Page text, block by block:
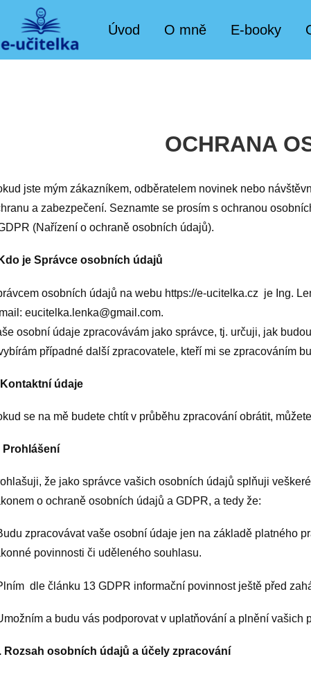
Úvod O mně E-booky
OCHRANA
jste mým zákazníkem, odběratelem novinek nebo
a zabezpečení. Seznamte se prosím s ochranou
(Nařízení o ochraně osobních údajů).
Kdo je Správce osobních údajů
osobních údajů na webu https://e-ucitelka.cz je Ing.
eucitelka.lenka@gmail.com.
osobní údaje zpracovávám jako správce, tj. určuji, jak
případné další zpracovatele, kteří mi se zpracováním
Kontaktní údaje
se na mě budete chtít v průběhu zpracování obrátit,
Prohlášení
že jako správce vašich osobních údajů splňuji
o ochraně osobních údajů a GDPR, a tedy že:
zpracovávat vaše osobní údaje jen na základě platného
povinnosti či uděleného souhlasu.
dle článku 13 GDPR informační povinnost ještě před
a budu vás podporovat v uplatňování a plnění
Rozsah osobních údajů a účely zpracování